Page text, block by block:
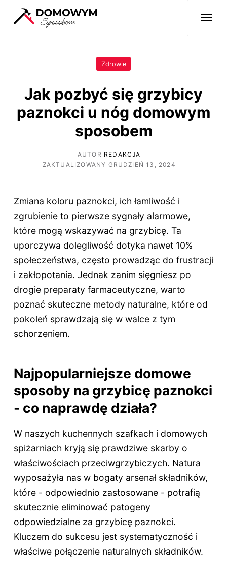
Zdrowie
Jak pozbyć się grzybicy
paznokci u nóg domowym
sposobem
AUTOR REDAKCJA
ZAKTUALIZOWANY GRUDZIEŃ 13, 2024
Zmiana koloru paznokci, ich łamliwość i
zgrubienie to pierwsze sygnały alarmowe,
które mogą wskazywać na grzybicę. Ta
uporczywa dolegliwość dotyka nawet 10%
społeczeństwa, często prowadząc do frustracji
i zakłopotania. Jednak zanim sięgniesz po
drogie preparaty farmaceutyczne, warto
poznać skuteczne metody naturalne, które od
pokoleń sprawdzają się w walce z tym
schorzeniem.
Najpopularniejsze domowe
sposoby na grzybicę paznokci
- co naprawdę działa?
W naszych kuchennych szafkach i domowych
spiżarniach kryją się prawdziwe skarby o
właściwościach przeciwgrzybiczych. Natura
wyposażyła nas w bogaty arsenał składników,
które - odpowiednio zastosowane - potrafią
skutecznie eliminować patogeny
odpowiedzialne za grzybicę paznokci.
Kluczem do sukcesu jest systematyczność i
właściwe połączenie naturalnych składników.